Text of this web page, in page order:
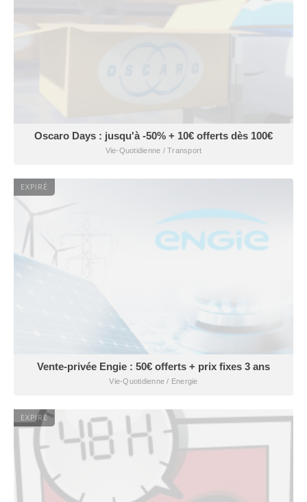
Oscaro Days : jusqu'à -50% + 10€ offerts dès 100€
Vie-Quotidienne / Transport
EXPIRÉ
Vente-privée Engie : 50€ offerts + prix fixes 3 ans
Vie-Quotidienne / Energie
EXPIRÉ